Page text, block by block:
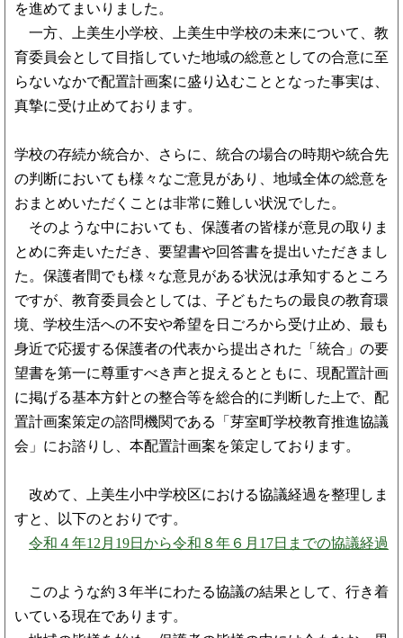
を進めてまいりました。
一方、上美生小学校、上美生中学校の未来について、教
育委員会として目指していた地域の総意としての合意に至
らないなかで配置計画案に盛り込むこととなった事実は、
真摯に受け止めております。
学校の存続か統合か、さらに、統合の場合の時期や統合先
の判断においても様々なご意見があり、地域全体の総意を
おまとめいただくことは非常に難しい状況でした。
そのような中においても、保護者の皆様が意見の取りま
とめに奔走いただき、要望書や回答書を提出いただきまし
た。保護者間でも様々な意見がある状況は承知するところ
ですが、教育委員会としては、子どもたちの最良の教育環
境、学校生活への不安や希望を日ごろから受け止め、最も
身近で応援する保護者の代表から提出された「統合」の要
望書を第一に尊重すべき声と捉えるとともに、現配置計画
に掲げる基本方針との整合等を総合的に判断した上で、配
置計画案策定の諮問機関である「芽室町学校教育推進協議
会」にお諮りし、本配置計画案を策定しております。
改めて、上美生小中学校区における協議経過を整理しま
すと、以下のとおりです。
令和４年12月19日から令和８年６月17日までの協議経過
このような約３年半にわたる協議の結果として、行き着
いている現在であります。